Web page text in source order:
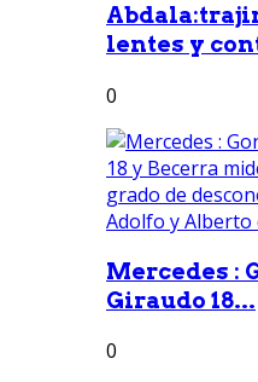
lentes y
0
Mercedes :
Giraudo 18...
0